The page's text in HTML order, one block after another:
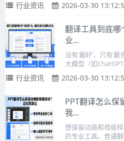
行业资讯 2026-03-30
翻译工具到底哪
业...
没有‘最好’，只有‘
大模型（如
行业资讯 2026-03-30
PPT翻译怎么保
我...
想保留动画和母版
的专业工具。普通